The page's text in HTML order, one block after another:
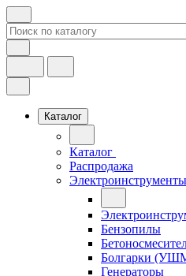
Каталог
Каталог
Распродажа
Электроинструменты
Бензопилы
Болгарки
Генераторы